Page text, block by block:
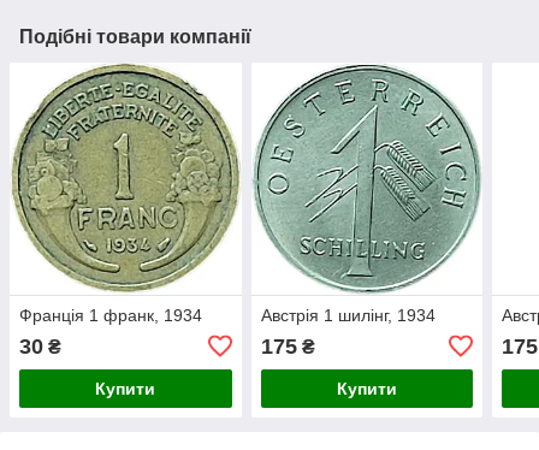
Подібні товари компанії
Франція 1 франк, 1934
30 ₴
Купити
Австрія 1 шилінг, 1934
175₴
Купити
175